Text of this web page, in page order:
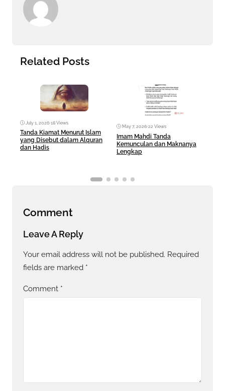
Related Posts
July 1, 2026•18 Views
Tanda Kiamat Menurut Islam
yang Disebut dalam Alquran
dan Hadis
May 7, 2026•22 Views
Imam Mahdi Tanda
Kemunculan dan Maknanya
Lengkap
Comment
Leave A Reply
Your email address will not be published. Required
fields are marked *
Comment *